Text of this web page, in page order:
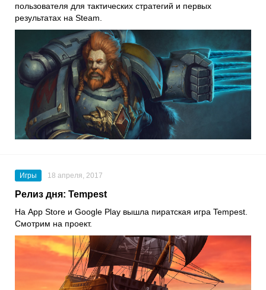
пользователя для тактических стратегий и первых
результатах на Steam.
Игры 18 апреля, 2017
Релиз дня: Tempest
На App Store и Google Play вышла пиратская игра Tempest.
Смотрим на проект.